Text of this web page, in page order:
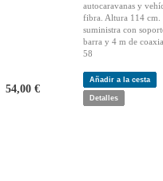
autocaravanas y
fibra. Altura 114 cm.
suministra con
barra y 4 m de
58
54,00 €
Añadir a la cesta
Detalles